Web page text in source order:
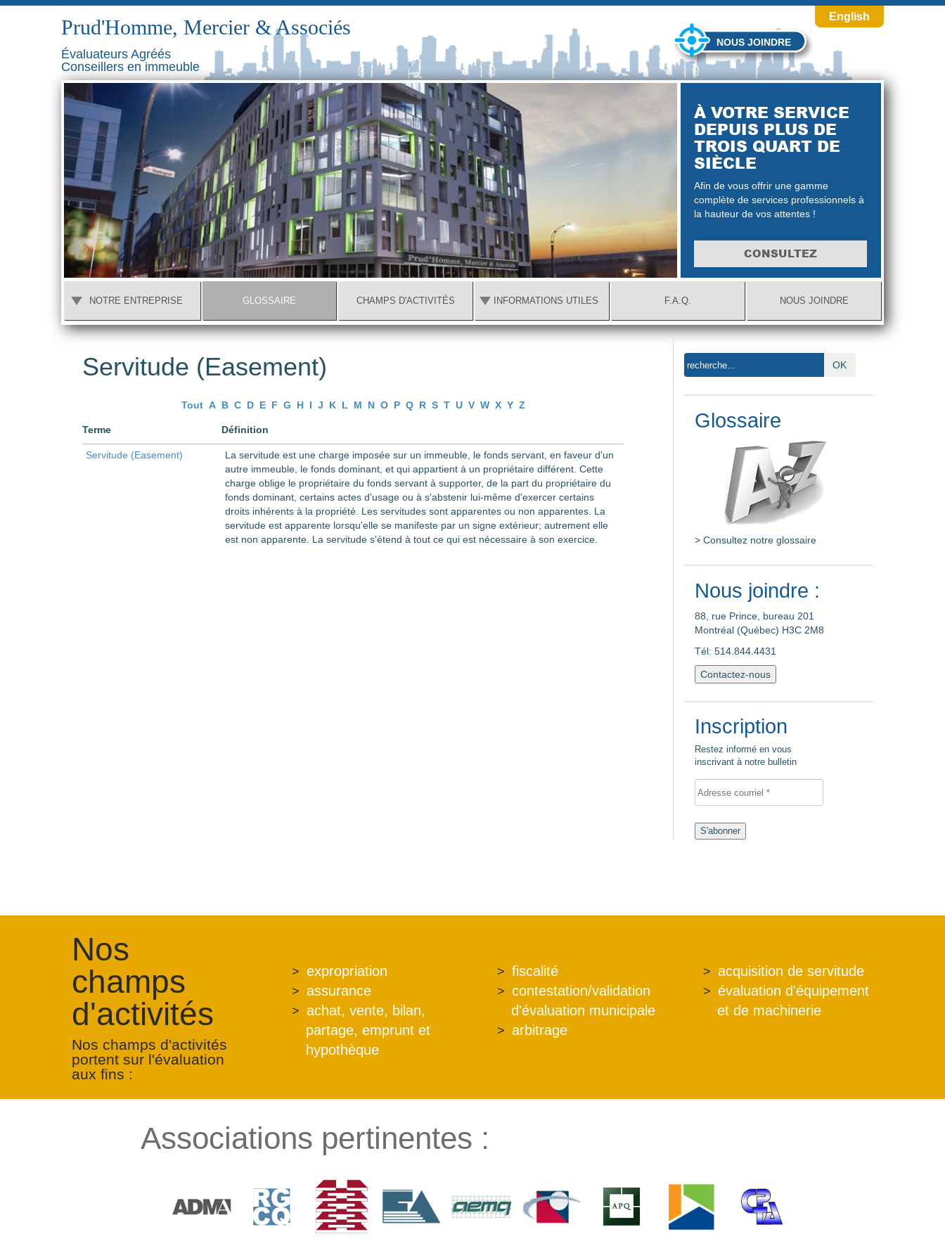
English
Prud'Homme, Mercier & Associés
Évaluateurs Agréés
Conseillers en immeuble
NOUS JOINDRE
À VOTRE SERVICE
DEPUIS PLUS DE
TROIS QUART DE
SIÈCLE
Afin de vous offrir une gamme
complète de services professionnels à
la hauteur de vos attentes !
CONSULTEZ
NOTRE ENTREPRISE GLOSSAIRE CHAMPS D'ACTIVITÉS INFORMATIONS UTILES F.A.Q. NOUS JOINDRE
Servitude (Easement)
Tout A B C D E F G H I J K L M N O P Q R S T U V W X Y Z
Terme Définition
Servitude (Easement)
La servitude est une charge imposée sur un immeuble, le fonds servant, en faveur d'un
autre immeuble, le fonds dominant, et qui appartient à un propriétaire différent. Cette
charge oblige le propriétaire du fonds servant à supporter, de la part du propriétaire du
fonds dominant, certains actes d'usage ou à s'abstenir lui-même d'exercer certains
droits inhérents à la propriété. Les servitudes sont apparentes ou non apparentes. La
servitude est apparente lorsqu'elle se manifeste par un signe extérieur; autrement elle
est non apparente. La servitude s'étend à tout ce qui est nécessaire à son exercice.
OK
Glossaire
> Consultez notre glossaire
Nous joindre :
88, rue Prince, bureau 201
Montréal (Québec) H3C 2M8
Tél: 514.844.4431
Contactez-nous
Inscription
Restez informé en vous
inscrivant à notre bulletin
S'abonner
Nos
champs
d'activités
Nos champs d'activités
portent sur l'évaluation
aux fins :
expropriation
assurance
achat, vente, bilan,
partage, emprunt et
hypothèque
fiscalité
contestation/validation
d'évaluation municipale
arbitrage
acquisition de servitude
évaluation d'équipement
et de machinerie
Associations pertinentes :